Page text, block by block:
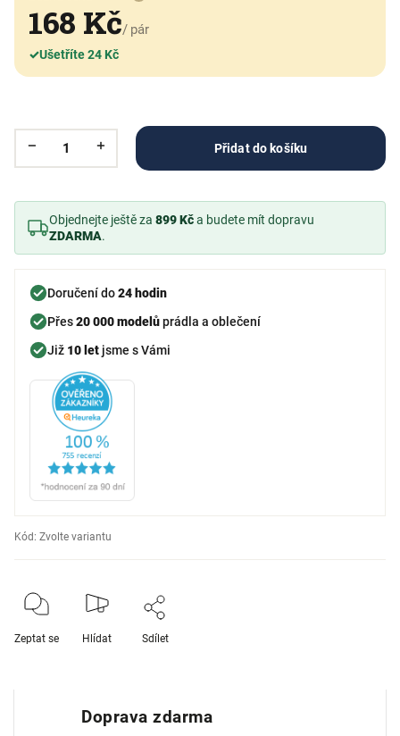
168 Kč/ pár
✓Ušetříte 24 Kč
Přidat do košíku
Objednejte ještě za 899 Kča budete mít dopravu
ZDARMA.
Doručení do24 hodin
Přes20 000 modelůprádla a oblečení
Již 10 let jsme s Vámi
Kód: Zvolte variantu
Zeptat se Hlídat Sdílet
Doprava zdarma